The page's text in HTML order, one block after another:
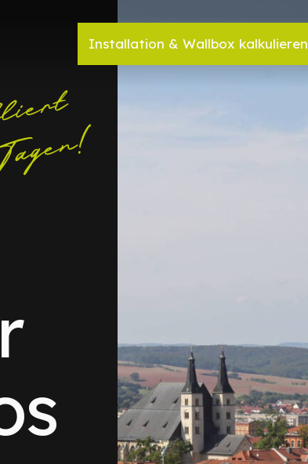
Installation & Wallbox kalkulieren